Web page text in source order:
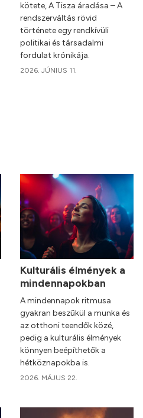
kötete, A Tisza áradása – A
rendszerváltás rövid
története egy rendkívüli
politikai és társadalmi
fordulat krónikája.
2026. JÚNIUS 11.
Kulturális élmények a
mindennapokban
A mindennapok ritmusa
gyakran beszűkül a munka és
az otthoni teendők közé,
pedig a kulturális élmények
könnyen beépíthetők a
hétköznapokba is.
2026. MÁJUS 22.